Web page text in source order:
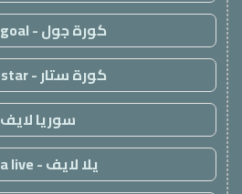
كورة جول - kora goal
كورة ستار - kora star
سوريا لايف
يلا لايف - yalla live